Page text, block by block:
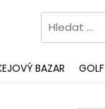
Vyhledávání
BAZAR GOLF